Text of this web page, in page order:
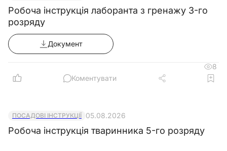
Робоча інструкція лаборанта з гренажу 3-го
розряду
Документ
8
Коментувати
ПОСАДОВІ ІНСТРУКЦІЇ 05.08.2026
Робоча інструкція тваринника 5-го розряду